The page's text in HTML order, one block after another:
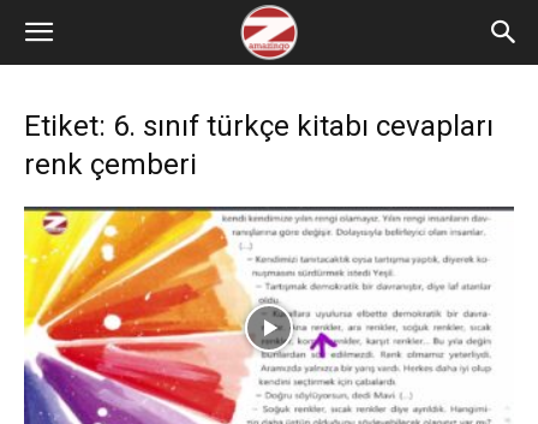
Etiket: 6. sınıf türkçe kitabı cevapları
renk çemberi